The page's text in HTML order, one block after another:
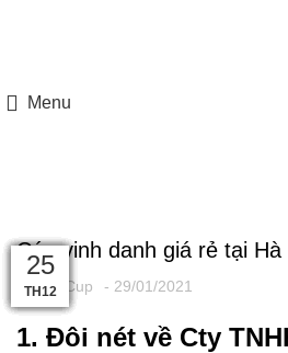
Menu
Cúp vinh danh giá rẻ tại Hà
Admin Cup - 29/01/2021
1. Đôi nét về Cty
10
TH8
19
TH2
19
TH2
19
TH2
05
TH2
04
TH2
01
TH2
02
TH1
31
TH12
25
TH12
25
TH12